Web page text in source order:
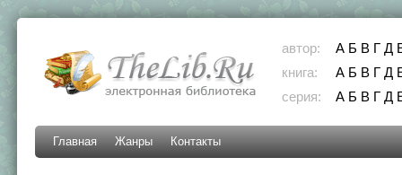
автор: А Б В Г Д
книга:
А Б В Г Д
серия:
А Б В Г Д
Главная Жанры Контакты